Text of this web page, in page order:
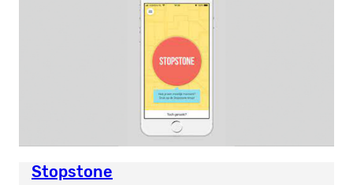
Stopstone